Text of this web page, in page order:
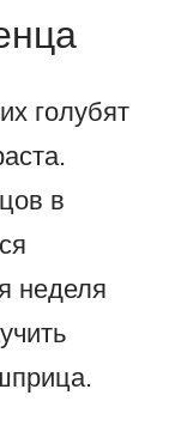
голубят
в
неделя